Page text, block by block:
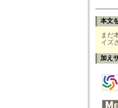
本文
まだ
イズ
加え